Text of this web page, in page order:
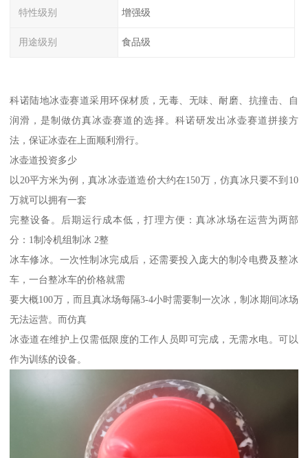
特性级别 增强级
用途级别 食品级
科诺陆地冰壶赛道采用环保材质，无毒、无味、耐磨、抗撞击、自
润滑，是制做仿真冰壶赛道的选择。科诺研发出冰壶赛道拼接方
法，保证冰壶在上面顺利滑行。
冰壶道投资多少
以20平方米为例，真冰冰壶道造价大约在150万，仿真冰只要不到10
万就可以拥有一套
完整设备。后期运行成本低，打理方便：真冰冰场在运营为两部
分：1制冷机组制冰 2整
冰车修冰。一次性制冰完成后，还需要投入庞大的制冷电费及整冰
车，一台整冰车的价格就需
要大概100万，而且真冰场每隔3-4小时需要制一次冰，制冰期间冰场
无法运营。而仿真
冰壶道在维护上仅需低限度的工作人员即可完成，无需水电。可以
作为训练的设备。